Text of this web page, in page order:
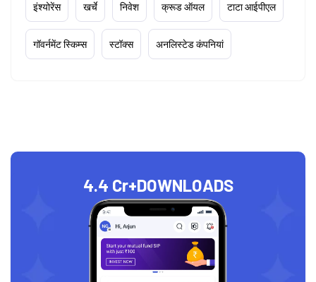
इंश्योरेंस खर्चे निवेश क्रूड ऑयल टाटा आईपीएल
गॉवर्नमेंट स्किम्स स्टॉक्स अनलिस्टेड कंपनियां
4.4 Cr+DOWNLOADS